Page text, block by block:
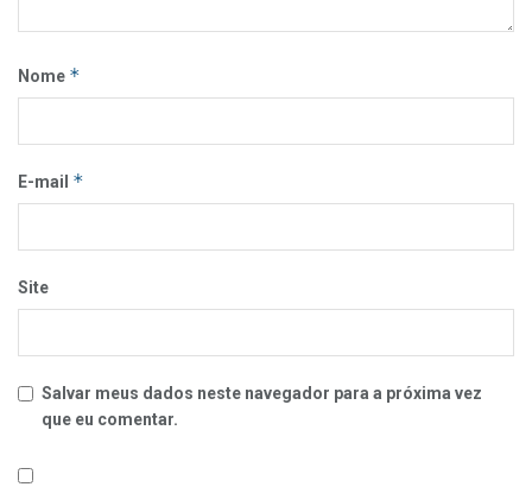
Nome *
E-mail *
Site
Salvar meus dados neste navegador para a próxima vez
que eu comentar.